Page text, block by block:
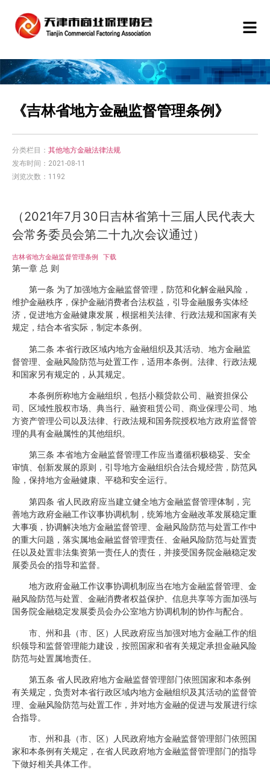
《吉林省地方金融监督管理条例》
分类栏目： 其他地方金融法律法规
发布时间：2021-08-11
浏览次数：1192
（2021年7月30日吉林省第十三届人民代表大
会常务委员会第二十九次会议通过）
吉林省地方金融监督管理条例 下载
第一章 总 则
第一条 为了加强地方金融监督管理，防范和化解金融风险，
维护金融秩序，保护金融消费者合法权益，引导金融服务实体经
济，促进地方金融健康发展，根据相关法律、行政法规和国家有关
规定，结合本省实际，制定本条例。
第二条 本省行政区域内地方金融组织及其活动、地方金融监
督管理、金融风险防范与处置工作，适用本条例。法律、行政法规
和国家另有规定的，从其规定。
本条例所称地方金融组织，包括小额贷款公司、融资担保公
司、区域性股权市场、典当行、融资租赁公司、商业保理公司、地
方资产管理公司以及法律、行政法规和国务院授权地方政府监督管
理的具有金融属性的其他组织。
第三条 本省地方金融监督管理工作应当遵循积极稳妥、安全
审慎、创新发展的原则，引导地方金融组织合法合规经营，防范风
险，保持地方金融健康、平稳和安全运行。
第四条 省人民政府应当建立健全地方金融监督管理体制，完
善地方政府金融工作议事协调机制，统筹地方金融改革发展稳定重
大事项，协调解决地方金融监督管理、金融风险防范与处置工作中
的重大问题，落实属地金融监督管理责任、金融风险防范与处置责
任以及处置非法集资第一责任人的责任，并接受国务院金融稳定发
展委员会的指导和监督。
地方政府金融工作议事协调机制应当在地方金融监督管理、金
融风险防范与处置、金融消费者权益保护、信息共享等方面加强与
国务院金融稳定发展委员会办公室地方协调机制的协作与配合。
市、州和县（市、区）人民政府应当加强对地方金融工作的组
织领导和监督管理能力建设，按照国家和省有关规定承担金融风险
防范与处置属地责任。
第五条 省人民政府地方金融监督管理部门依照国家和本条例
有关规定，负责对本省行政区域内地方金融组织及其活动的监督管
理、金融风险防范与处置工作，并对地方金融的促进与发展进行综
合指导。
市、州和县（市、区）人民政府地方金融监督管理部门依照国
家和本条例有关规定，在省人民政府地方金融监督管理部门的指导
下做好相关具体工作。